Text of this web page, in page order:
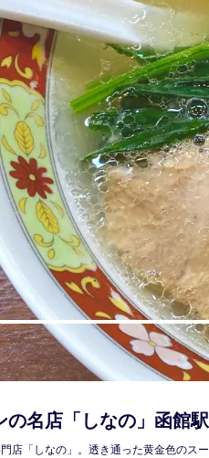
の名店「しなの」函館
店「しなの」。透き通った黄金色のス